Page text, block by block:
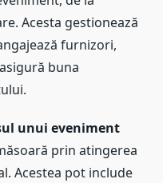
Acesta gestionează
furnizori,
buna
unui eveniment
prin atingerea
Acestea pot include